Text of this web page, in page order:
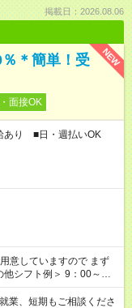
掲載日：2026.08.06
NEW
＊簡単！受
面接OK
あり ■日・週払いOK
意していますので まず
の他のお時間もOKです！
業、短期もご相談くださ